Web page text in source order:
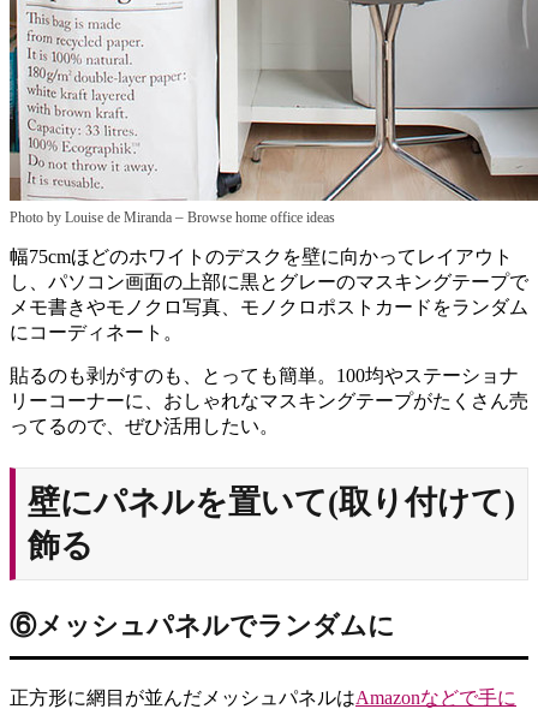
Photo by Louise de Miranda – Browse home office ideas
幅75cmほどのホワイトのデスクを壁に向かってレイアウト
し、パソコン画面の上部に黒とグレーのマスキングテープで
メモ書きやモノクロ写真、モノクロポストカードをランダム
にコーディネート。
貼るのも剥がすのも、とっても簡単。100均やステーショナ
リーコーナーに、おしゃれなマスキングテープがたくさん売
ってるので、ぜひ活用したい。
壁にパネルを置いて(取り付けて)
飾る
⑥メッシュパネルでランダムに
正方形に網目が並んだメッシュパネルはAmazonなどで手に